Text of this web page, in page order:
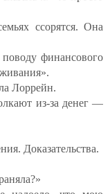
ссорятся. Она
финансового
Лоррейн.
из-за денег —
Доказательства.